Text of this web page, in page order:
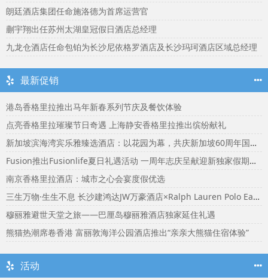
朗廷酒店集团任命施洛德为首席运营官
蒯宇翔出任苏州太湖皇冠假日酒店总经理
九龙仓酒店任命包铂为长沙尼依格罗酒店及长沙玛珂酒店区域总经理
最新促销
港岛香格里拉推出马年新春系列节庆及餐饮体验
点亮香格里拉璀璨节日奇遇 上海静安香格里拉推出缤纷献礼
新加坡滨海湾宾乐雅臻选酒店：以花园为幕，共庆新加坡60周年国庆盛宴
Fusion推出Fusionlife夏日礼遇活动 一周年志庆呈献迎新独家假期奖赏
南京香格里拉酒店：城市之心会宴度假优选
三生万物·生生不息 长沙建鸿达JW万豪酒店×Ralph Lauren Polo Earth开启可持续生活旅行美学
穆丽雅避世天堂之旅——巴厘岛穆丽雅酒店独家延住礼遇
熊猫热潮席卷香港 富丽敦海洋公园酒店推出“亲亲大熊猫住宿体验”
活动